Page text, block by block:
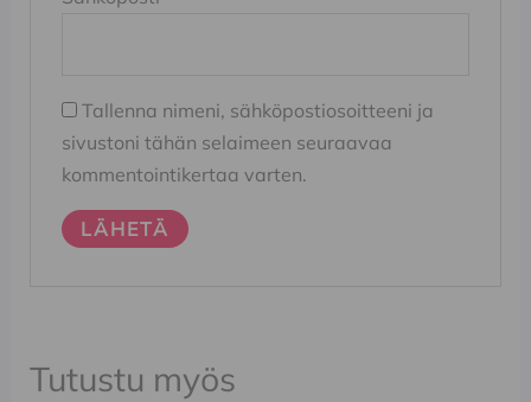
Tallenna nimeni, sähköpostiosoitteeni ja
sivustoni tähän selaimeen seuraavaa
kommentointikertaa varten.
Tutustu myös